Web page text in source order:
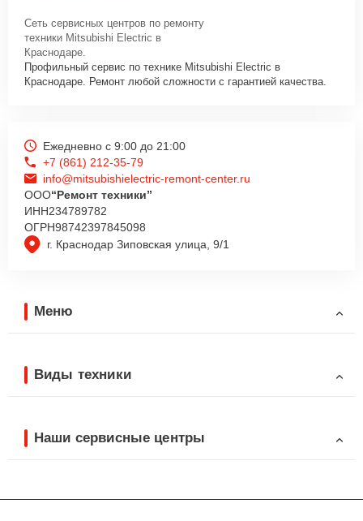
Сеть сервисных центров по ремонту
техники Mitsubishi Electric в
Краснодаре.
Профильный сервис по технике Mitsubishi Electric в
Краснодаре. Ремонт любой сложности с гарантией качества.
г. Краснодар Зиповская улица, 9/1
Ежедневно с 9:00 до 21:00
+7 (861) 212-35-79
info@mitsubishielectric-remont-center.ru
ООО“Ремонт техники”
ИНН234789782
ОГРН98742397845098
Меню
Виды техники
Наши сервисные центры